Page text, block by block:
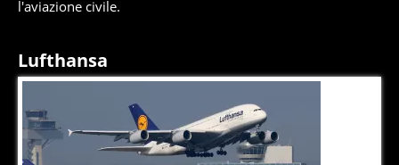
l'aviazione civile.
Lufthansa